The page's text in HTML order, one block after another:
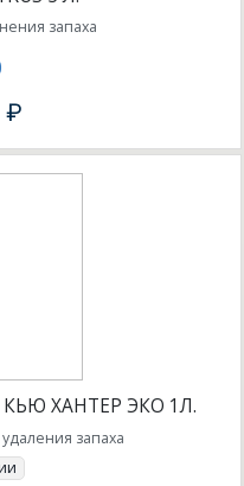
запаха
₽
ХАНТЕР ЭКО 1Л.
запаха